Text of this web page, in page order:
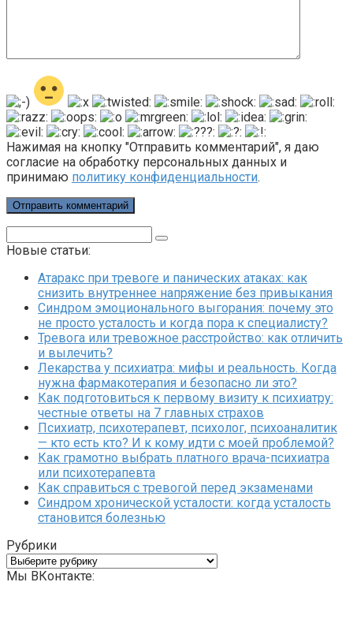
Нажимая на кнопку "Отправить комментарий", я даю
согласие на обработку персональных данных и
принимаю политику конфиденциальности.
Новые статьи:
Атаракс при тревоге и панических атаках: как
снизить внутреннее напряжение без привыкания
Синдром эмоционального выгорания: почему это
не просто усталость и когда пора к специалисту?
Тревога или тревожное расстройство: как отличить
и вылечить?
Лекарства у психиатра: мифы и реальность. Когда
нужна фармакотерапия и безопасно ли это?
Как подготовиться к первому визиту к психиатру:
честные ответы на 7 главных страхов
Психиатр, психотерапевт, психолог, психоаналитик
— кто есть кто? И к кому идти с моей проблемой?
Как грамотно выбрать платного врача-психиатра
или психотерапевта
Как справиться с тревогой перед экзаменами
Синдром хронической усталости: когда усталость
становится болезнью
Рубрики
Рубрики
Мы ВКонтакте: